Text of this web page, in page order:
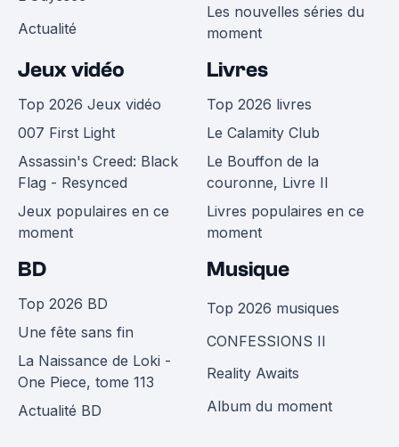
Actualité
Les nouvelles séries du
moment
Jeux vidéo
Top 2026 Jeux vidéo
007 First Light
Assassin's Creed: Black
Flag - Resynced
Jeux populaires en ce
moment
Livres
Top 2026 livres
Le Calamity Club
Le Bouffon de la
couronne, Livre II
Livres populaires en ce
moment
BD
Top 2026 BD
Une fête sans fin
La Naissance de Loki -
One Piece, tome 113
Actualité BD
Musique
Top 2026 musiques
CONFESSIONS II
Reality Awaits
Album du moment